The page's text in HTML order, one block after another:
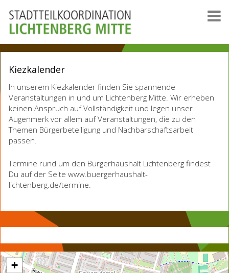
Kiezkalender
In unserem Kiezkalender finden Sie spannende
Veranstaltungen in und um Lichtenberg Mitte. Wir erheben
keinen Anspruch auf Vollständigkeit und legen unser
Augenmerk vor allem auf Veranstaltungen, die zu den
Themen Bürgerbeteiligung und Nachbarschaftsarbeit
passen.
Termine rund um den Bürgerhaushalt Lichtenberg findest
Du auf der Seite www.buergerhaushalt-
lichtenberg.de/termine.
+